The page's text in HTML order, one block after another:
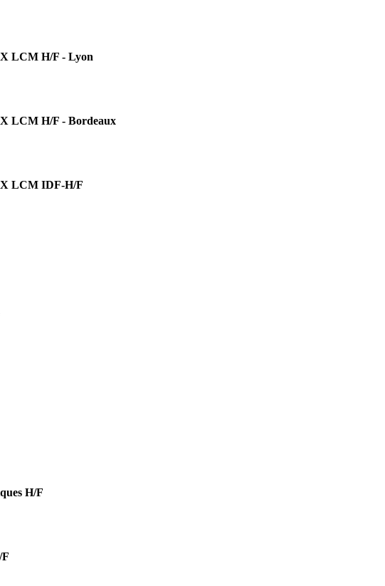
LCM H/F - Lyon
LCM H/F - Bordeaux
LCM IDF-H/F
H/F
F